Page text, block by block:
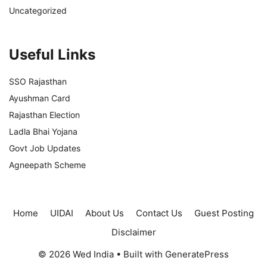
Uncategorized
Useful Links
SSO Rajasthan
Ayushman Card
Rajasthan Election
Ladla Bhai Yojana
Govt Job Updates
Agneepath Scheme
Home UIDAI About Us Contact Us
Guest Posting
Disclaimer
© 2026 Wed India • Built with GeneratePress